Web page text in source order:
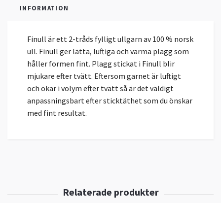
INFORMATION
Finull är ett 2-tråds fylligt ullgarn av 100 % norsk
ull. Finull ger lätta, luftiga och varma plagg som
håller formen fint. Plagg stickat i Finull blir
mjukare efter tvätt. Eftersom garnet är luftigt
och ökar i volym efter tvätt så är det väldigt
anpassningsbart efter sticktäthet som du önskar
med fint resultat.